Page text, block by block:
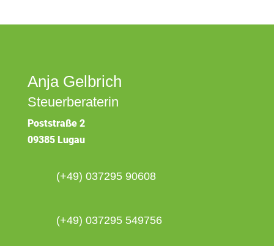
Anja Gelbrich
Steuerberaterin
Poststraße 2
09385 Lugau
(+49) 037295 90608
(+49) 037295 549756